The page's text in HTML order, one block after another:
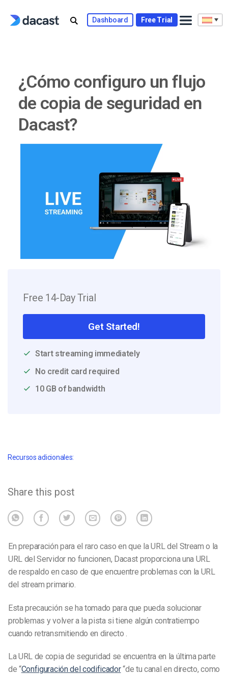
Dashboard Free Trial
¿Cómo configuro un flujo
de copia de seguridad en
Dacast?
Free 14-Day Trial
Get Started!
Start streaming immediately
No credit card required
10 GB of bandwidth
Recursos adicionales:
Share this post
En preparación para el raro caso en que la URL del Stream o la
URL del Servidor no funcionen, Dacast proporciona una URL
de respaldo en caso de que encuentre problemas con la URL
del stream primario.
Esta precaución se ha tomado para que pueda solucionar
problemas y volver a la pista si tiene algún contratiempo
cuando retransmitiendo en directo .
La URL de copia de seguridad se encuentra en la última parte
de “Configuración del codificador“de tu canal en directo, como